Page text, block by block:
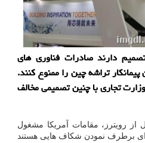
دارند صادرات فناوری های
تراشه چین را ممنوع کنند.
تجاری با چنین تصمیمی مخالف
رویترز، مقامات آمریکا مشغول
برطرف نمودن شکاف هایی هستند